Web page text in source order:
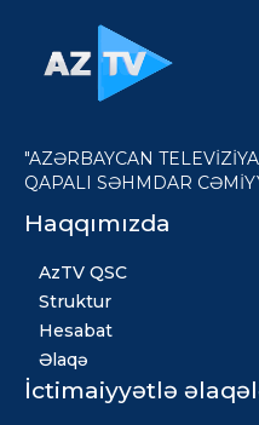
"AZƏRBAYCAN
QAPALI SƏHMDAR
Haqqımızda
AzTV QSC
Struktur
Hesabat
Əlaqə
İctimaiyyətlə